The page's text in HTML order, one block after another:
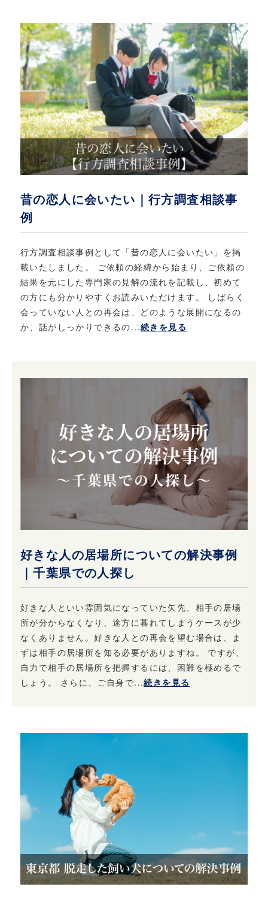
昔の恋人に会いたい｜行方調査相談事
例
行方調査相談事例として「昔の恋人に会いたい」を掲
載いたしました。 ご依頼の経緯から始まり、ご依頼の
結果を元にした専門家の見解の流れを記載し、初めて
の方にも分かりやすくお読みいただけます。 しばらく
会っていない人との再会は、どのような展開になるの
か、話がしっかりできるの...続きを見る
好きな人の居場所についての解決事例
｜千葉県での人探し
好きな人といい雰囲気になっていた矢先、相手の居場
所が分からなくなり、途方に暮れてしまうケースが少
なくありません。好きな人との再会を望む場合は、ま
ずは相手の居場所を知る必要がありますね。 ですが、
自力で相手の居場所を把握するには、困難を極めるで
しょう。 さらに、ご自身で...続きを見る